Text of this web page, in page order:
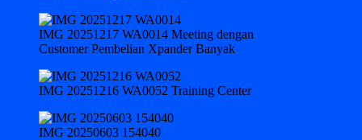
IMG 20251217 WA0014 Meeting dengan
Customer Pembelian Xpander Banyak
IMG 20251216 WA0052 Training Center
IMG 20250603 154040